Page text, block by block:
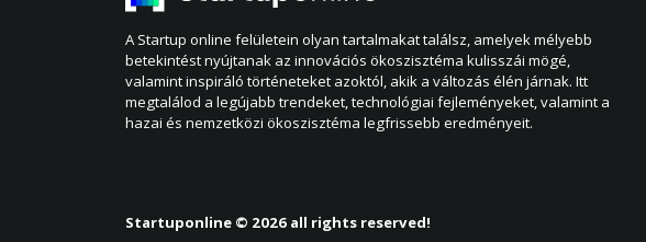
A Startup online felületein olyan tartalmakat találsz, amelyek mélyebb
betekintést nyújtanak az innovációs ökoszisztéma kulisszái mögé,
valamint inspiráló történeteket azoktól, akik a változás élén járnak. Itt
megtalálod a legújabb trendeket, technológiai fejleményeket, valamint a
hazai és nemzetközi ökoszisztéma legfrissebb eredményeit.
Startuponline © 2026 all rights reserved!